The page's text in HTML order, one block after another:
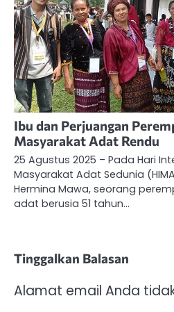
Ibu dan Perjuangan
Masyarakat Adat Rendu
25 Agustus 2025 – Pada Hari
Masyarakat Adat Sedunia
Hermina Mawa, seorang
adat berusia 51 tahun…
Tinggalkan Balasan
Alamat email Anda